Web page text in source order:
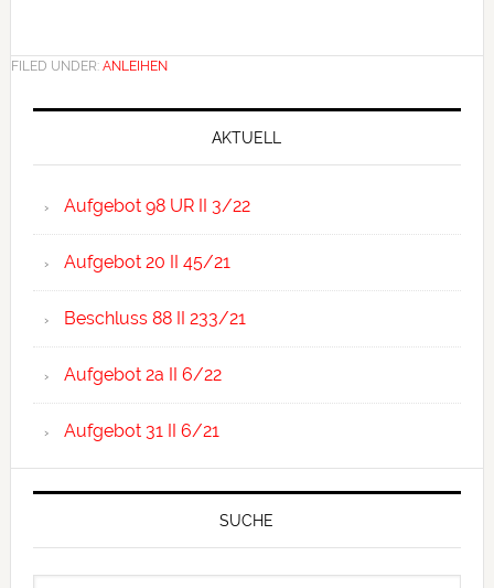
FILED UNDER: ANLEIHEN
Primary
AKTUELL
Aufgebot 98 UR II 3/22
Aufgebot 20 II 45/21
Beschluss 88 II 233/21
Aufgebot 2a II 6/22
Aufgebot 31 II 6/21
SUCHE